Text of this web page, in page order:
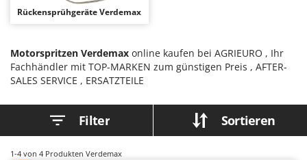
Astscheren
Aufroller für Olivennetze
Aufschnittmaschinen
Äxte - Beile und Spalthammer
B
Balkenmäher
Ambrogio Robot
ANTHBOT
Archman
Ardes
Argo
Ariete
Rückensprühgeräte Verdemax
Motorspritzen Verdemax online kaufen bei AGRIEURO , Ihr
Fachhändler mit TOP-MARKEN zum günstigen Preis , AFTER-
SALES SERVICE , ERSATZTEILE
Filter Sortieren
1-4 von 4 Produkten Verdemax